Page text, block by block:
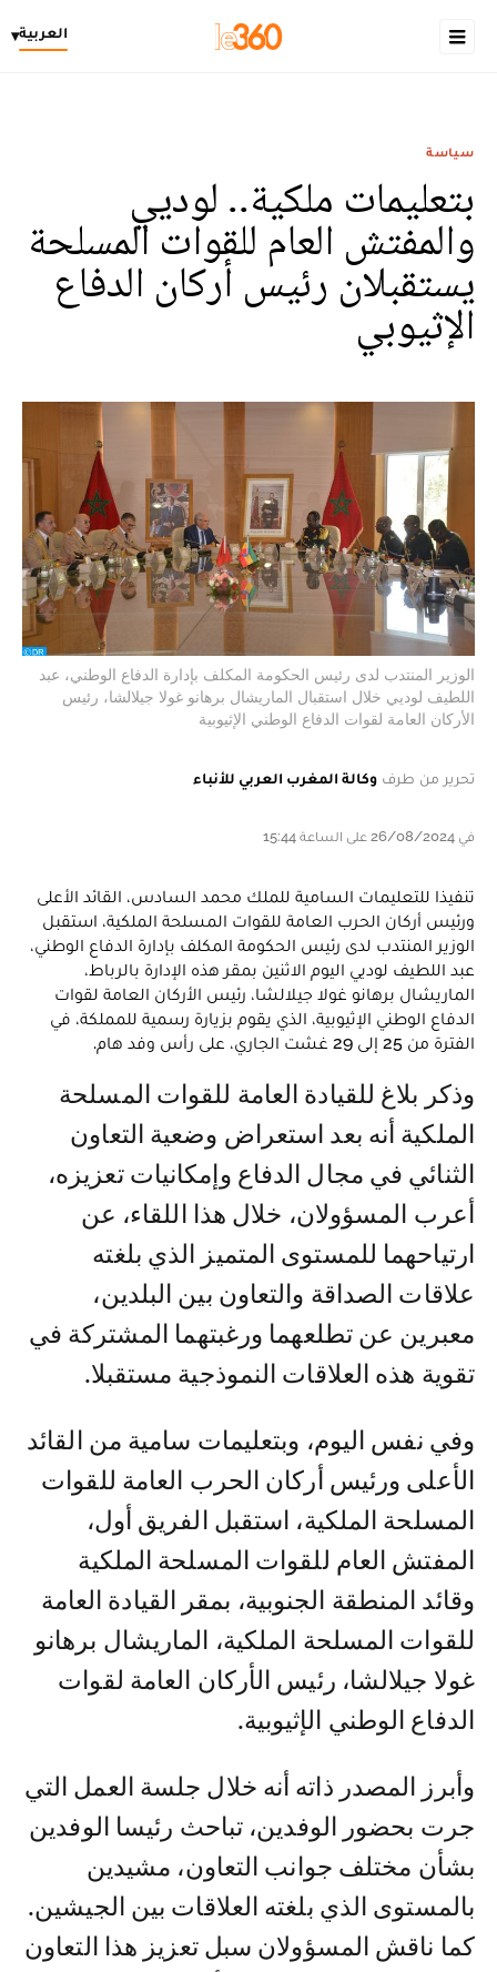
العربية▾
سياسة
بتعليمات ملكية.. لوديي
والمفتش العام للقوات المسلحة
يستقبلان رئيس أركان الدفاع
الإثيوبي
الوزير المنتدب لدى رئيس الحكومة المكلف بإدارة الدفاع الوطني، عبد
اللطيف لوديي خلال استقبال الماريشال برهانو غولا جيلالشا، رئيس
الأركان العامة لقوات الدفاع الوطني الإثيوبية
تحرير من طرف وكالة المغرب العربي للأنباء
في 26/08/2024 على الساعة 15:44
تنفيذا للتعليمات السامية للملك محمد السادس، القائد الأعلى
ورئيس أركان الحرب العامة للقوات المسلحة الملكية، استقبل
الوزير المنتدب لدى رئيس الحكومة المكلف بإدارة الدفاع الوطني،
عبد اللطيف لوديي اليوم الاثنين بمقر هذه الإدارة بالرباط،
الماريشال برهانو غولا جيلالشا، رئيس الأركان العامة لقوات
الدفاع الوطني الإثيوبية، الذي يقوم بزيارة رسمية للمملكة، في
الفترة من 25 إلى 29 غشت الجاري، على رأس وفد هام.
وذكر بلاغ للقيادة العامة للقوات المسلحة
الملكية أنه بعد استعراض وضعية التعاون
الثنائي في مجال الدفاع وإمكانيات تعزيزه،
أعرب المسؤولان، خلال هذا اللقاء، عن
ارتياحهما للمستوى المتميز الذي بلغته
علاقات الصداقة والتعاون بين البلدين،
معبرين عن تطلعهما ورغبتهما المشتركة في
تقوية هذه العلاقات النموذجية مستقبلا.
وفي نفس اليوم، وبتعليمات سامية من القائد
الأعلى ورئيس أركان الحرب العامة للقوات
المسلحة الملكية، استقبل الفريق أول،
المفتش العام للقوات المسلحة الملكية
وقائد المنطقة الجنوبية، بمقر القيادة العامة
للقوات المسلحة الملكية، الماريشال برهانو
غولا جيلالشا، رئيس الأركان العامة لقوات
الدفاع الوطني الإثيوبية.
وأبرز المصدر ذاته أنه خلال جلسة العمل التي
جرت بحضور الوفدين، تباحث رئيسا الوفدين
بشأن مختلف جوانب التعاون، مشيدين
بالمستوى الذي بلغته العلاقات بين الجيشين.
كما ناقش المسؤولان سبل تعزيز هذا التعاون